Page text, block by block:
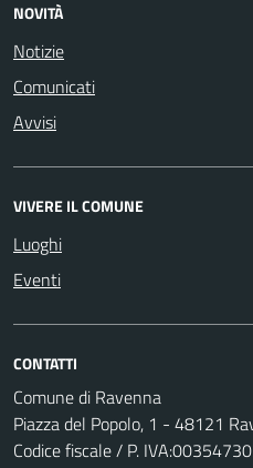
NOVITÀ
Notizie
Comunicati
Avvisi
VIVERE IL COMUNE
Luoghi
Eventi
CONTATTI
Comune di Ravenna
Piazza del Popolo, 1 - 48121
Codice fiscale / P.